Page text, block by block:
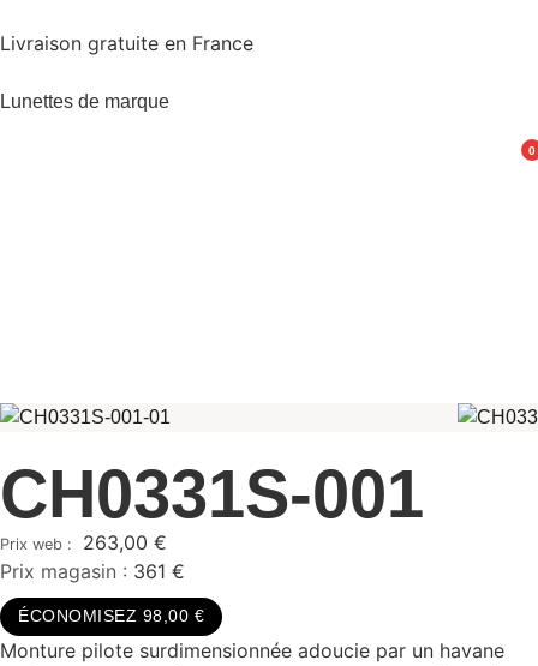
Livraison gratuite en France
Lunettes de marque
0
CH0331S-001
263,00 €
Prix magasin : 361 €
ÉCONOMISEZ 98,00 €
Monture pilote surdimensionnée adoucie par un havane